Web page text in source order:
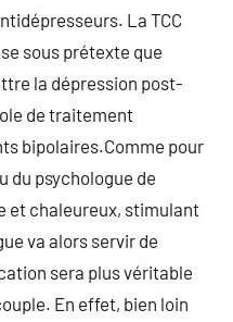
La TCC
sous prétexte que
la dépression post-
de traitement
bipolaires.Comme pour
du psychologue de
et chaleureux, stimulant
va alors servir de
sera plus véritable
En effet, bien loin